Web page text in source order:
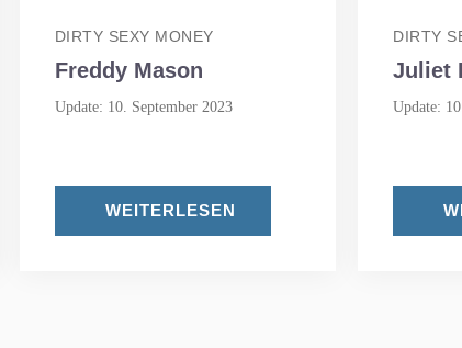
DIRTY SEXY MONEY
Freddy Mason
Update: 10. September 2023
WEITERLESEN
DIRTY
Juliet
Update: